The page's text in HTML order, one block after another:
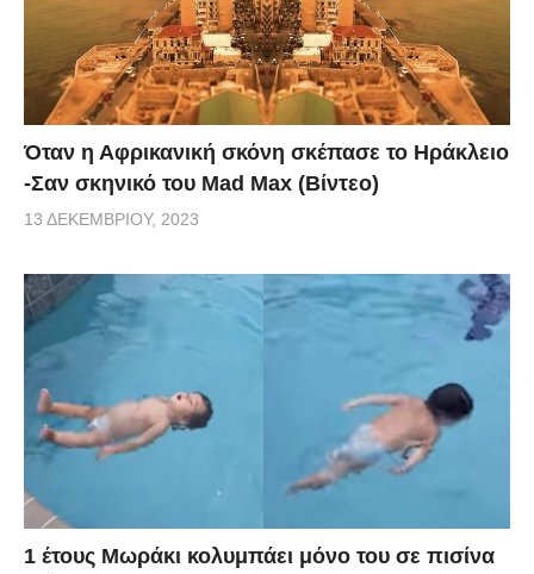
Όταν η Αφρικανική σκόνη σκέπασε το Ηράκλειο
-Σαν σκηνικό του Mad Max (Βίντεο)
13 ΔΕΚΕΜΒΡΊΟΥ, 2023
1 έτους Μωράκι κολυμπάει μόνο του σε πισίνα